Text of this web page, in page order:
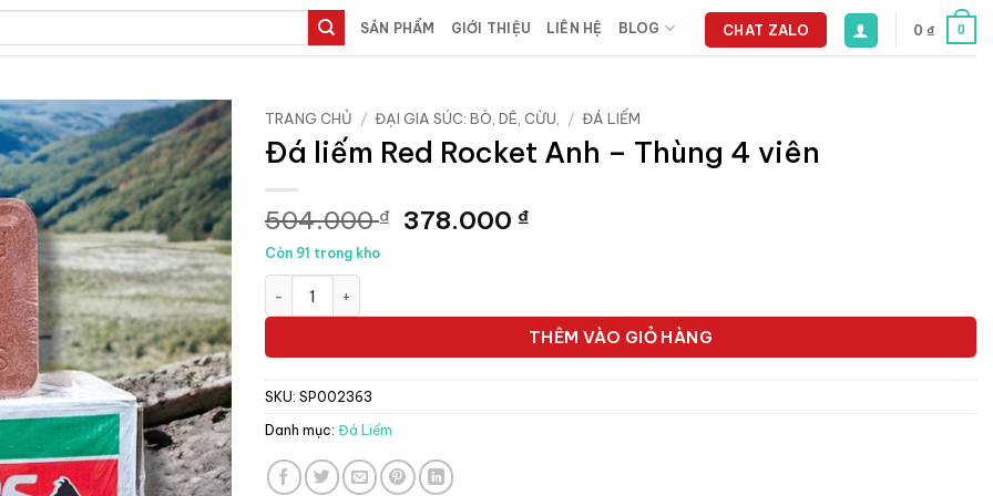
SẢN PHẨM GIỚI THIỆU LIÊN HỆ BLOG CHAT ZALO 0 ₫ 0
TRANG CHỦ / ĐẠI GIA SÚC: BÒ, DÊ, CỪU, / ĐÁ LIẾM
Đá liếm Red Rocket Anh – Thùng 4 viên
504.000₫ Giá
378.000 ₫Giá
378.000 ₫.
Còn 91 trong kho
THÊM VÀO GIỎ HÀNG
SKU: SP002363
Danh mục: Đá Liếm